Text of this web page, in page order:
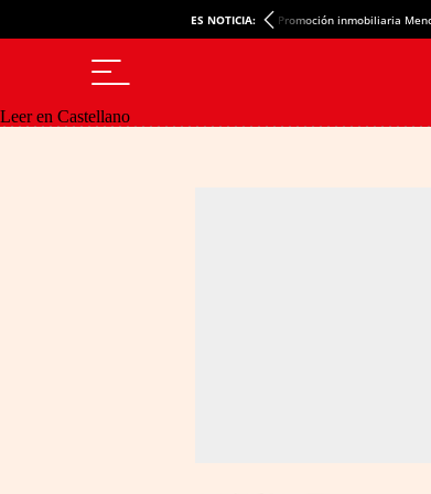
ES NOTICIA: Promoción inmobiliaria
Leer en Castellano